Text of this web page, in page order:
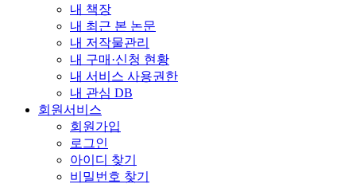
내 책장
내 최근 본 논문
내 저작물관리
내 구매·신청 현황
내 서비스 사용권한
내 관심 DB
회원서비스
회원가입
로그인
아이디 찾기
비밀번호 찾기